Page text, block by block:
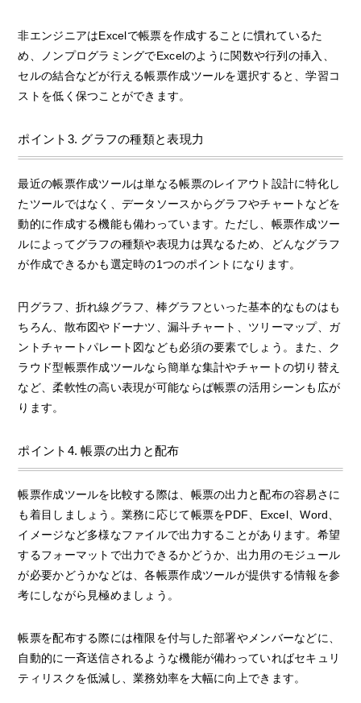
非エンジニアはExcelで帳票を作成することに慣れているた
め、ノンプログラミングでExcelのように関数や行列の挿入、
セルの結合などが行える帳票作成ツールを選択すると、学習コ
ストを低く保つことができます。
ポイント3. グラフの種類と表現力
最近の帳票作成ツールは単なる帳票のレイアウト設計に特化し
たツールではなく、データソースからグラフやチャートなどを
動的に作成する機能も備わっています。ただし、帳票作成ツー
ルによってグラフの種類や表現力は異なるため、どんなグラフ
が作成できるかも選定時の1つのポイントになります。
円グラフ、折れ線グラフ、棒グラフといった基本的なものはも
ちろん、散布図やドーナツ、漏斗チャート、ツリーマップ、ガ
ントチャートパレート図なども必須の要素でしょう。また、ク
ラウド型帳票作成ツールなら簡単な集計やチャートの切り替え
など、柔軟性の高い表現が可能ならば帳票の活用シーンも広が
ります。
ポイント4. 帳票の出力と配布
帳票作成ツールを比較する際は、帳票の出力と配布の容易さに
も着目しましょう。業務に応じて帳票をPDF、Excel、Word、
イメージなど多様なファイルで出力することがあります。希望
するフォーマットで出力できるかどうか、出力用のモジュール
が必要かどうかなどは、各帳票作成ツールが提供する情報を参
考にしながら見極めましょう。
帳票を配布する際には権限を付与した部署やメンバーなどに、
自動的に一斉送信されるような機能が備わっていればセキュリ
ティリスクを低減し、業務効率を大幅に向上できます。